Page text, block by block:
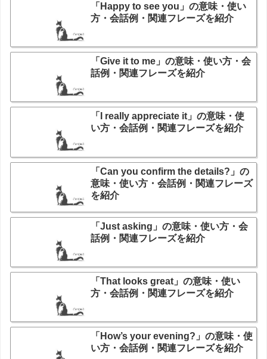
「Happy to see you」の意味・使い
方・会話例・関連フレーズを紹介
「Give it to me」の意味・使い方・会
話例・関連フレーズを紹介
「I really appreciate it」の意味・使
い方・会話例・関連フレーズを紹介
「Can you confirm the details?」の
意味・使い方・会話例・関連フレーズ
を紹介
「Just asking」の意味・使い方・会
話例・関連フレーズを紹介
「That looks great」の意味・使い
方・会話例・関連フレーズを紹介
「How’s your evening?」の意味・使
い方・会話例・関連フレーズを紹介